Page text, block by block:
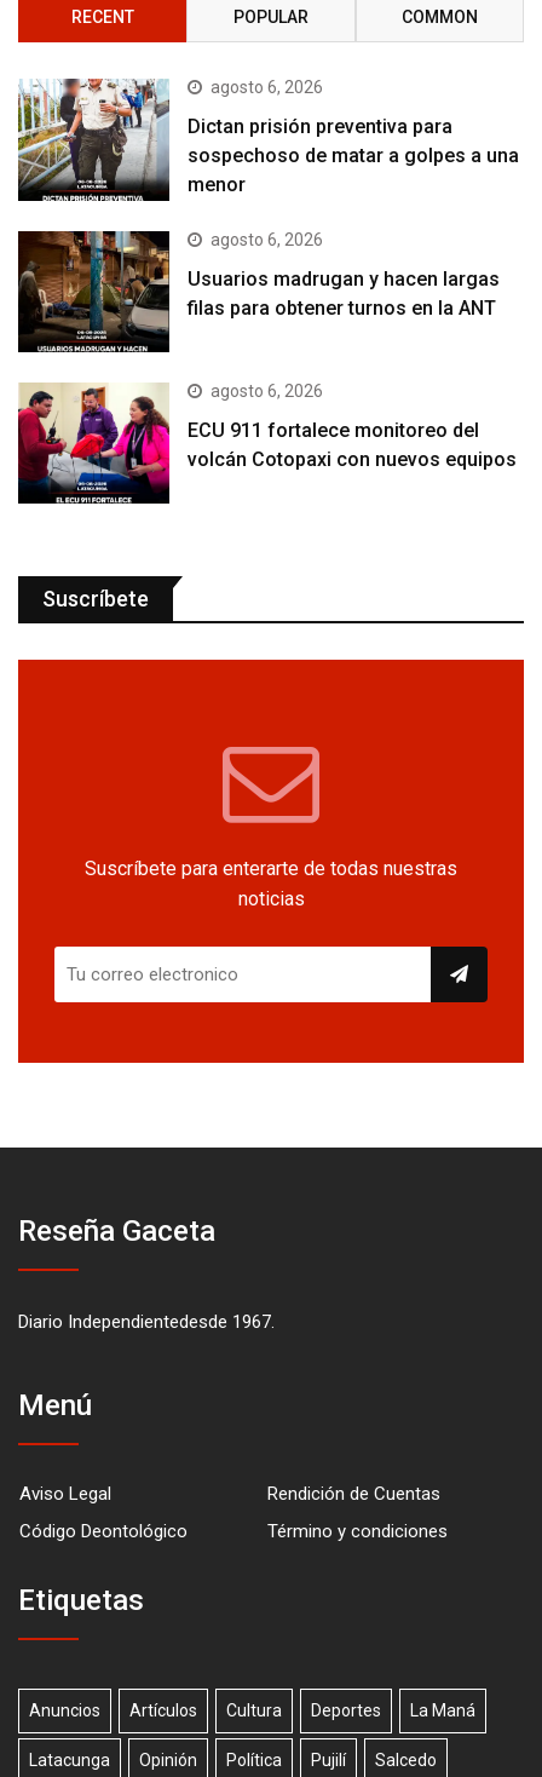
RECENT POPULAR COMMON
agosto 6, 2026
Dictan prisión preventiva para
sospechoso de matar a golpes a una
menor
agosto 6, 2026
Usuarios madrugan y hacen largas
filas para obtener turnos en la ANT
agosto 6, 2026
ECU 911 fortalece monitoreo del
volcán Cotopaxi con nuevos equipos
Suscríbete
Suscríbete para enterarte de todas nuestras
noticias
Reseña Gaceta
Diario Independientedesde 1967.
Menú
Aviso Legal
Rendición de Cuentas
Código Deontológico
Término y condiciones
Etiquetas
Anuncios Artículos Cultura Deportes La Maná
Latacunga Opinión Política Pujilí Salcedo